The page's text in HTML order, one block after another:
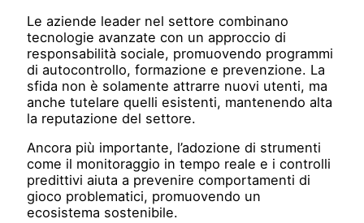
Le aziende leader nel settore combinano
tecnologie avanzate con un approccio di
responsabilità sociale, promuovendo programmi
di autocontrollo, formazione e prevenzione. La
sfida non è solamente attrarre nuovi utenti, ma
anche tutelare quelli esistenti, mantenendo alta
la reputazione del settore.
Ancora più importante, l’adozione di strumenti
come il monitoraggio in tempo reale e i controlli
predittivi aiuta a prevenire comportamenti di
gioco problematici, promuovendo un
ecosistema sostenibile.